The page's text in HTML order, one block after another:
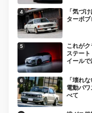
「気づ
ターボ
これが
ステー
イールで
「壊れ
電動パ
べて